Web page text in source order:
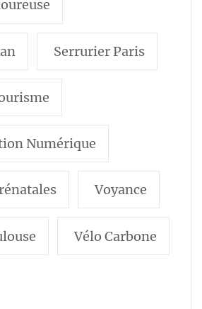
Serrurier Paris
Numérique
Voyance
Vélo Carbone